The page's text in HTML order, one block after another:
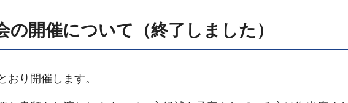
の開催について（終了しました）
おり開催します。